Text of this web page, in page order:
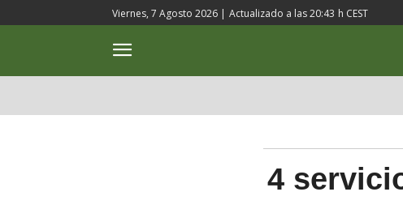
Viernes, 7 Agosto 2026 | Actualizado a las20:43 h CEST
4